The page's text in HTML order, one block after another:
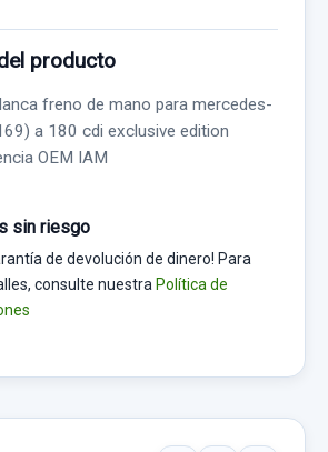
producto
freno de mano para mercedes-
a 180 cdi exclusive edition
OEM IAM
sin riesgo
de devolución de dinero! Para
consulte nuestra Política de